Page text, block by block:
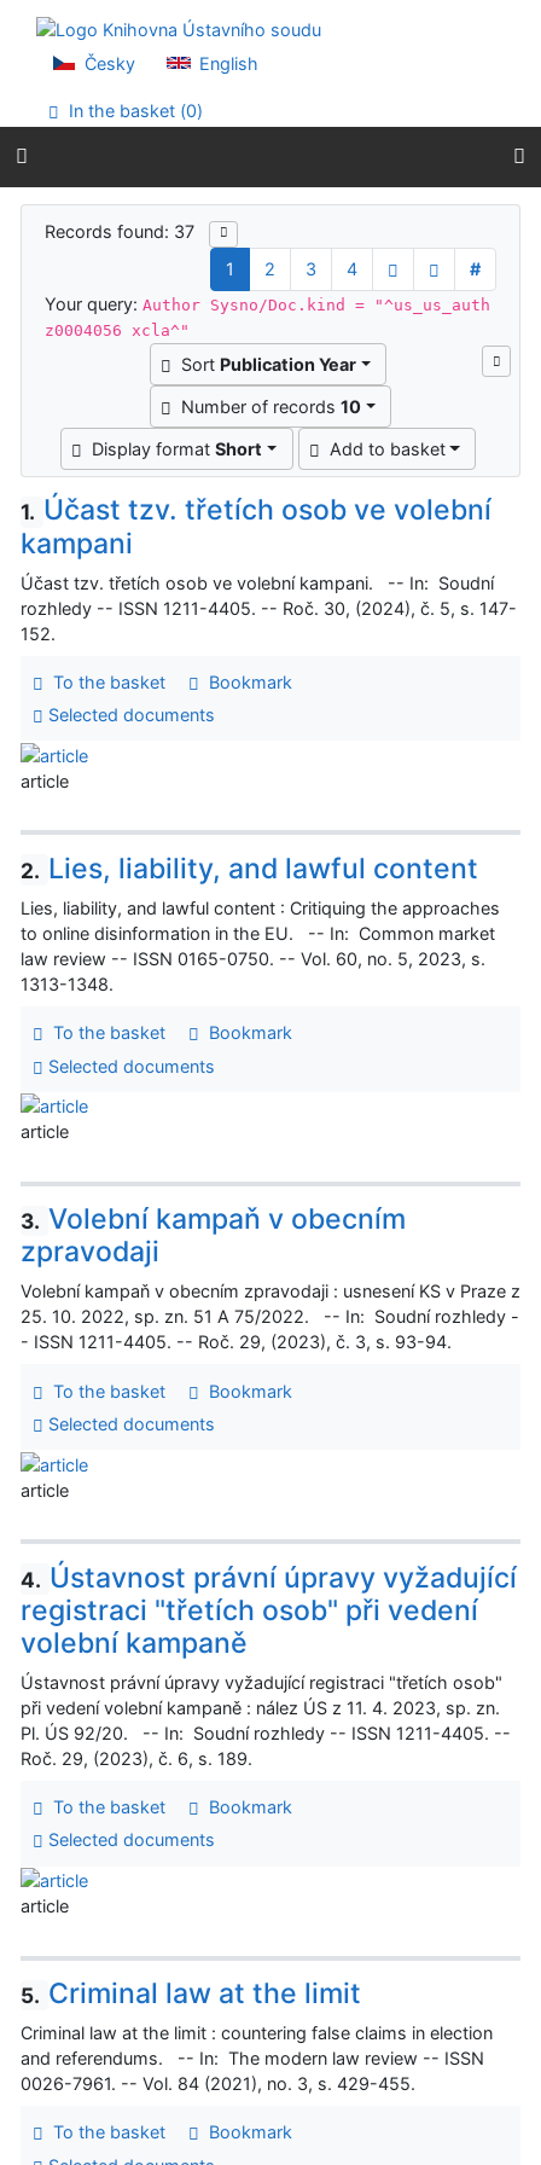
Go to menu
Accessibility declaration
Česky English
In the basket (0)
Search results
Records found: 37
1
2 3 4
#
Your query:Author Sysno/Doc.kind = "^us_us_auth
z0004056 xcla^"
Sort Publication Year
Number of records 10
Display formatShort Add to basket
1. Účast tzv. třetích osob ve volební
kampani
Účast tzv. třetích osob ve volební kampani. -- In: Soudní
rozhledy -- ISSN 1211-4405. -- Roč. 30, (2024), č. 5, s. 147-
152.
To the basket
Bookmark
Selected documents
article
2. Lies, liability, and lawful content
Lies, liability, and lawful content : Critiquing the approaches
to online disinformation in the EU. -- In: Common market
law review -- ISSN 0165-0750. -- Vol. 60, no. 5, 2023, s.
1313-1348.
To the basket
Bookmark
Selected documents
article
3. Volební kampaň v obecním
zpravodaji
Volební kampaň v obecním zpravodaji : usnesení KS v Praze z
25. 10. 2022, sp. zn. 51 A 75/2022. -- In: Soudní rozhledy -
- ISSN 1211-4405. -- Roč. 29, (2023), č. 3, s. 93-94.
To the basket
Bookmark
Selected documents
article
4. Ústavnost právní úpravy vyžadující
registraci "třetích osob" při vedení
volební kampaně
Ústavnost právní úpravy vyžadující registraci "třetích osob"
při vedení volební kampaně : nález ÚS z 11. 4. 2023, sp. zn.
Pl. ÚS 92/20. -- In: Soudní rozhledy -- ISSN 1211-4405. --
Roč. 29, (2023), č. 6, s. 189.
To the basket
Bookmark
Selected documents
article
5. Criminal law at the limit
Criminal law at the limit : countering false claims in election
and referendums. -- In: The modern law review -- ISSN
0026-7961. -- Vol. 84 (2021), no. 3, s. 429-455.
To the basket
Bookmark